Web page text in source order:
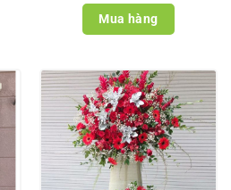
Mua hàng